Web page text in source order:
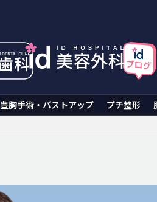
豊胸手術・バストアップ プチ整形